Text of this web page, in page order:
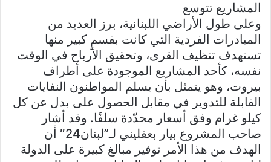
المشاريع تتوسع
وعلى طول الأراضي اللبنانية، برز العديد من
المبادرات الفردية التي كانت بقسمٍ كبير منها
تستهدف تنظيف القرى، وتحقيق الأرباح في الوقت
نفسه، كأحد المشاريع الموجودة على أطراف
بيروت، وهو يتمثل بأن يسلم المواطنون النفايات
القابلة للتدوير في مقابل الحصول على بدل عن كل
كيلو غرام وفق أسعار محدّدة سلفًا. وقد أشار
صاحب المشروع بيار بعقليني لـ”لبنان24″ أن
الهدف من هذا الأمر توفير مبالغ كبيرة على الدولة